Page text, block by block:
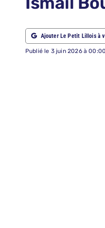
RECHERCHER:
Ajouter Le Petit Lillois à
Publié le 3 juin 2026 à 00:00